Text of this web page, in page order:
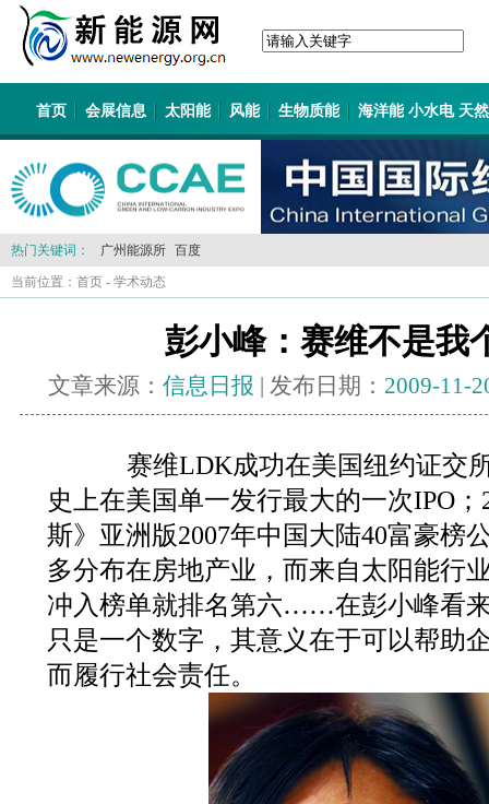
首页 会展信息 太阳能 风能 生物质能 海洋能 小水电 天
热门关键词： 广州能源所 百度
当前位置： 首页 - 学术动态
彭小峰：赛维不是我
文章来源： 信息日报 | 发布日期： 2009-11-
赛维LDK成功在美国纽约证交
史上在美国单一发行最大的一次IPO
斯》亚洲版2007年中国大陆40富豪榜
多分布在房地产业，而来自太阳能行
冲入榜单就排名第六……在彭小峰看
只是一个数字，其意义在于可以帮助
而履行社会责任。